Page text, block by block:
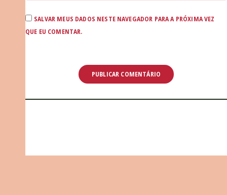
SALVAR MEUS DADOS NESTE NAVEGADOR PARA A PRÓXIMA VEZ
QUE EU COMENTAR.